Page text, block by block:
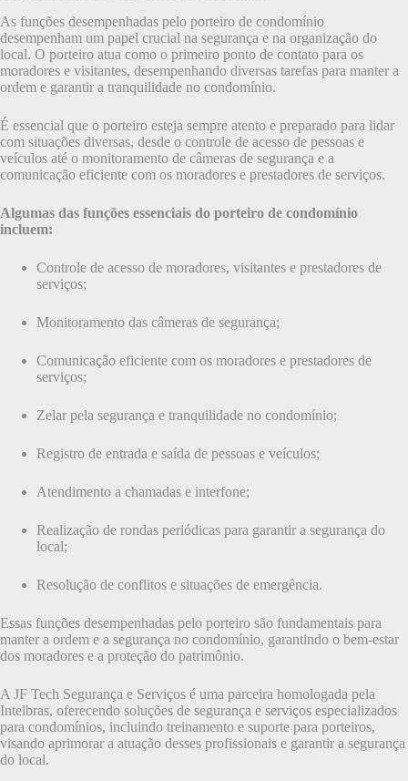
As funções desempenhadas pelo porteiro de condomínio
desempenham um papel crucial na segurança e na organização do
local. O porteiro atua como o primeiro ponto de contato para os
moradores e visitantes, desempenhando diversas tarefas para manter a
ordem e garantir a tranquilidade no condomínio.
É essencial que o porteiro esteja sempre atento e preparado para lidar
com situações diversas, desde o controle de acesso de pessoas e
veículos até o monitoramento de câmeras de segurança e a
comunicação eficiente com os moradores e prestadores de serviços.
Algumas das funções essenciais do porteiro de condomínio
incluem:
Controle de acesso de moradores, visitantes e prestadores de
serviços;
Monitoramento das câmeras de segurança;
Comunicação eficiente com os moradores e prestadores de
serviços;
Zelar pela segurança e tranquilidade no condomínio;
Registro de entrada e saída de pessoas e veículos;
Atendimento a chamadas e interfone;
Realização de rondas periódicas para garantir a segurança do
local;
Resolução de conflitos e situações de emergência.
Essas funções desempenhadas pelo porteiro são fundamentais para
manter a ordem e a segurança no condomínio, garantindo o bem-estar
dos moradores e a proteção do patrimônio.
A JF Tech Segurança e Serviços é uma parceira homologada pela
Intelbras, oferecendo soluções de segurança e serviços especializados
para condomínios, incluindo treinamento e suporte para porteiros,
visando aprimorar a atuação desses profissionais e garantir a segurança
do local.